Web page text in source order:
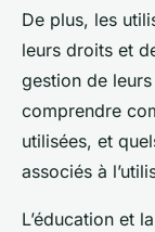
De plus, les
leurs droits et
gestion de
comprendre
utilisées, et
associés à
L’éducation et